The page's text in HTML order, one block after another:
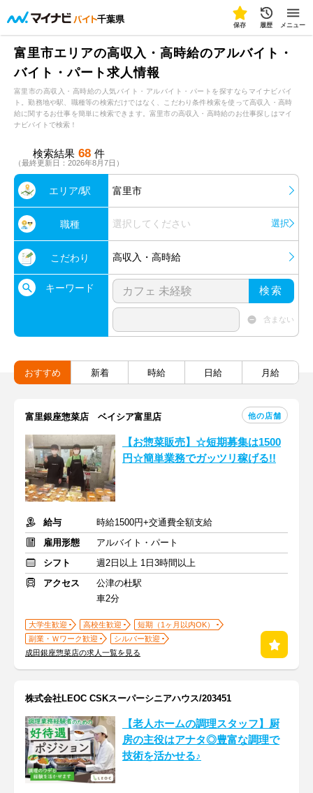
千葉県
保存 履歴 メニュー
富里市エリアの高収入・高時給のアルバイト・
バイト・パート求人情報
富里市の高収入・高時給の人気バイト・アルバイト・パートを探すならマイナビバイ
ト。勤務地や駅、職種等の検索だけではなく、こだわり条件検索を使って高収入・高時
給に関するお仕事を簡単に検索できます。富里市の高収入・高時給のお仕事探しはマイ
ナビバイトで検索！
検索結果 68 件
（最終更新日：2026年8月7日）
エリア/駅 富里市
職種 選択してください 選択
こだわり 高収入・高時給
キーワード 検索
含まない
おすすめ 新着 時給 日給 月給
富里銀座惣菜店 ベイシア富里店 他の店舗
【お惣菜販売】☆短期募集は1500
円☆簡単業務でガッツリ稼げる!!
給与
時給1500円+交通費全額支給
雇用形態
アルバイト・パート
シフト
週2日以上 1日3時間以上
アクセス
公津の杜駅
車2分
大学生歓迎 高校生歓迎
短期（1ヶ月以内OK）
副業・Ｗワーク歓迎
シルバー歓迎
成田銀座惣菜店の求人一覧を見る
株式会社LEOC CSKスーパーシニアハウス/203451
【老人ホームの調理スタッフ】厨
房の主役はアナタ◎豊富な調理で
技術を活かせる♪